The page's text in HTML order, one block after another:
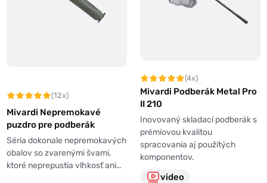
(12x)
Mivardi Nepremokavé
puzdro pre podberák
Séria dokonale nepremokavých
obalov so zvarenými švami,
ktoré neprepustia vlhkosť ani…
(4x)
Mivardi Podberák Metal Pro
II 210
Inovovaný skladací podberák s
prémiovou kvalitou
spracovania aj použitých
komponentov.
video